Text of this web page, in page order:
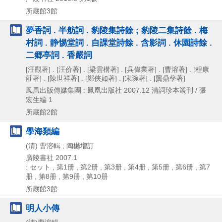
所蔵館3館
夢香詞 . 半舫詞 . 豹陵集詩餘 ; 豹陵二集詩餘 . 梅
村詞 . 静惕堂詞 . 自課堂詩餘 . 含影詞 . 休園詩餘 .
二郷亭詞 . 香嚴詞
[汪觀著] . [汪价著] . [梁雲構著] . [呉偉業著] . [曹溶著] . [程康
莊著] . [陳世祥著] . [鄭俠如著] . [宋琬著] . [龔鼎孳著]
鳳凰出版傳媒集團 : 鳳凰出版社 2007.12 清詞珍本叢刊 / 張
宏生編 1
所蔵館2館
學海類編
(清) 曹溶輯 ; 陶樾増訂
廣陵書社 2007.1
: セット , 第1册 , 第2册 , 第3册 , 第4册 , 第5册 , 第6册 , 第7
册 , 第8册 , 第9册 , 第10册
所蔵館3館
明人小傳